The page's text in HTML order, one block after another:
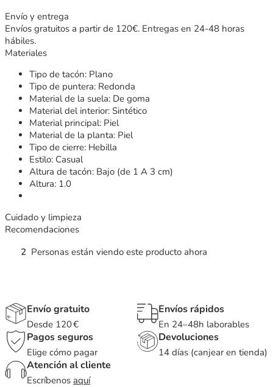
Envío y entrega
Envíos gratuitos a partir de 120€. Entregas en 24-48 horas
hábiles.
Materiales
Tipo de tacón: Plano
Tipo de puntera: Redonda
Material de la suela: De goma
Material del interior: Sintético
Material principal: Piel
Material de la planta: Piel
Tipo de cierre: Hebilla
Estilo: Casual
Altura de tacón: Bajo (de 1 A 3 cm)
Altura: 1.0
Cuidado y limpieza
Recomendaciones
2 Personas están viendo este producto ahora
Envío gratuito
Desde 120 €
Envíos rápidos
En 24–48h laborables
Pagos seguros
Elige cómo pagar
Devoluciones
14 días (canjear en tienda)
Atención al cliente
Escríbenos aquí